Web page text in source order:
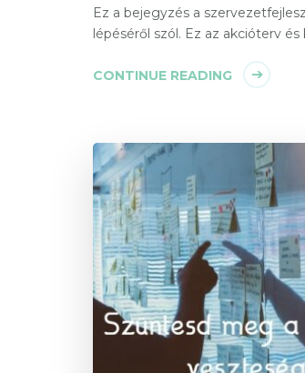
Ez a bejegyzés a
lépéséről szól. Ez az akcióterv és
CONTINUE READING